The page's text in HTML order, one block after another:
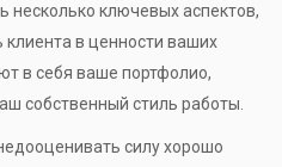
несколько ключевых аспектов,
в ценности ваших
в себя ваше портфолио,
собственный стиль работы.
силу хорошо